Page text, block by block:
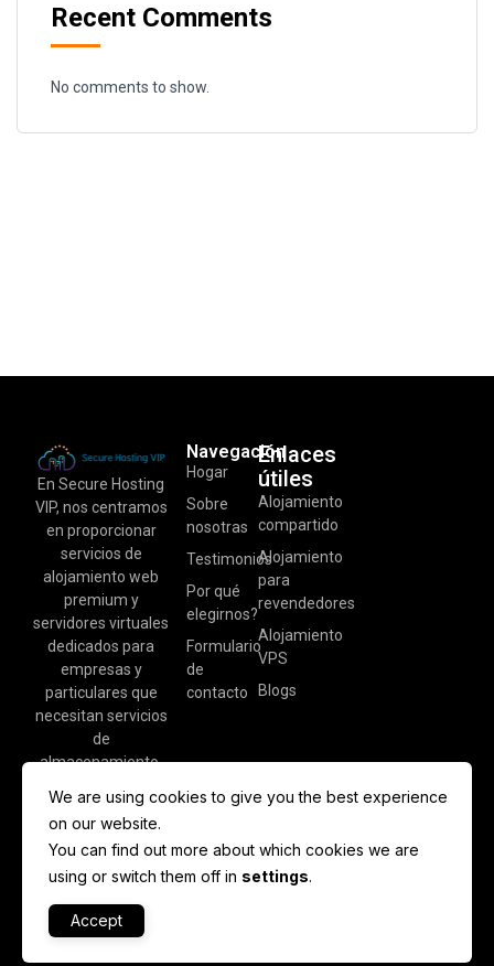
Recent Comments
No comments to show.
En Secure Hosting
VIP, nos centramos
en proporcionar
servicios de
alojamiento web
premium y
servidores virtuales
dedicados para
empresas y
particulares que
necesitan servicios
de
almacenamiento.
Navegación
Hogar
Sobre
nosotras
Testimonios
Por qué
elegirnos?
Formulario
de
contacto
Enlaces
útiles
Alojamiento
compartido
Alojamiento
para
revendedores
Alojamiento
VPS
Blogs
We are using cookies to give you the best experience
on our website.
You can find out more about which cookies we are
using or switch them off in settings.
Accept